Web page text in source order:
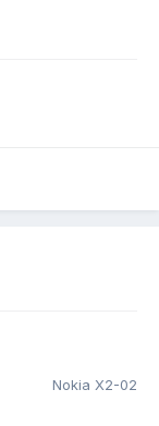
Nokia X2-02